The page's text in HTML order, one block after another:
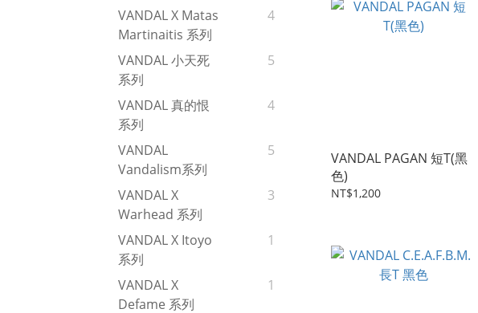
VANDAL X Matas
Martinaitis 系列
4
VANDAL 小天死
系列
5
VANDAL 真的恨
系列
4
VANDAL
Vandalism系列
5
VANDAL X
Warhead 系列
3
VANDAL X Itoyo
系列
1
VANDAL X
Defame 系列
1
VANDAL PAGAN 短T(黑
色)
NT$1,200